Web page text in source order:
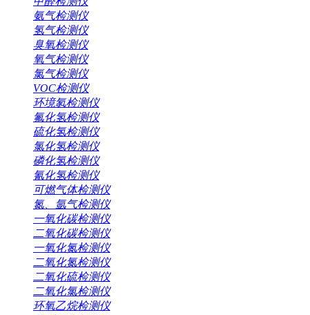
氨气检测仪
氢气检测仪
臭氧检测仪
氧气检测仪
氯气检测仪
VOC检测仪
环境氡检测仪
氟化氢检测仪
硫化氢检测仪
氯化氢检测仪
磷化氢检测仪
氰化氢检测仪
可燃气体检测仪
氮、氩气检测仪
一氧化碳检测仪
二氧化碳检测仪
一氧化氮检测仪
二氧化氮检测仪
二氧化硫检测仪
二氧化氯检测仪
环氧乙烷检测仪